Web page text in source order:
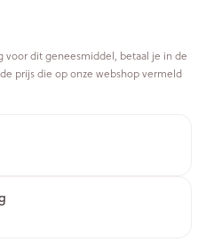
dit geneesmiddel, betaal je in de
prijs die op onze webshop vermeld